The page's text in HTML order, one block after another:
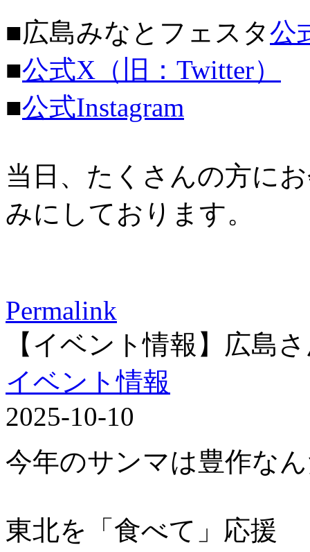
■広島みなとフェスタ公
■公式X（旧：Twitter）
■公式Instagram
当日、たくさんの方に
みにしております。
Permalink
【イベント情報】広島
イベント情報
2025-10-10
今年のサンマは豊作な
東北を「食べて」応援